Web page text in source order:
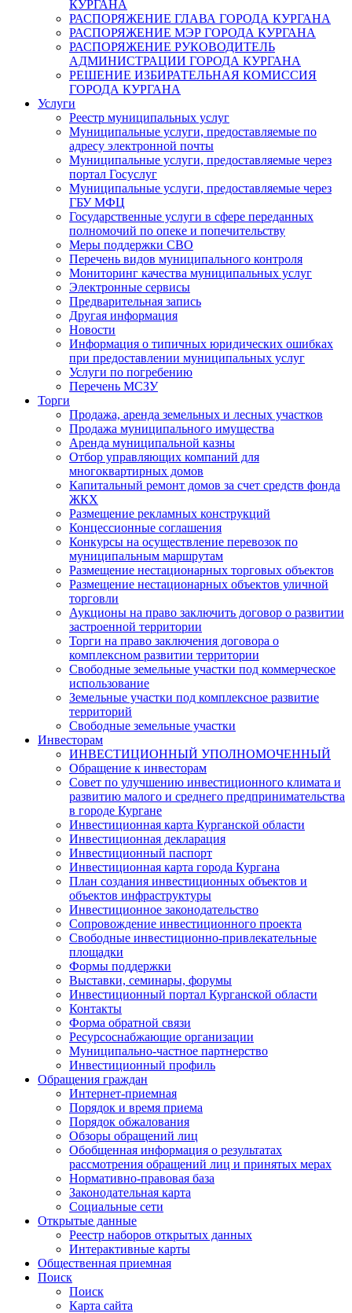
КУРГАНА
РАСПОРЯЖЕНИЕ ГЛАВА ГОРОДА КУРГАНА
РАСПОРЯЖЕНИЕ МЭР ГОРОДА КУРГАНА
РАСПОРЯЖЕНИЕ РУКОВОДИТЕЛЬ
АДМИНИСТРАЦИИ ГОРОДА КУРГАНА
РЕШЕНИЕ ИЗБИРАТЕЛЬНАЯ КОМИССИЯ
ГОРОДА КУРГАНА
Услуги
Реестр муниципальных услуг
Муниципальные услуги, предоставляемые по
адресу электронной почты
Муниципальные услуги, предоставляемые через
портал Госуслуг
Муниципальные услуги, предоставляемые через
ГБУ МФЦ
Государственные услуги в сфере переданных
полномочий по опеке и попечительству
Меры поддержки СВО
Перечень видов муниципального контроля
Мониторинг качества муниципальных услуг
Электронные сервисы
Предварительная запись
Другая информация
Новости
Информация о типичных юридических ошибках
при предоставлении муниципальных услуг
Услуги по погребению
Перечень МСЗУ
Торги
Продажа, аренда земельных и лесных участков
Продажа муниципального имущества
Аренда муниципальной казны
Отбор управляющих компаний для
многоквартирных домов
Капитальный ремонт домов за счет средств фонда
ЖКХ
Размещение рекламных конструкций
Концессионные соглашения
Конкурсы на осуществление перевозок по
муниципальным маршрутам
Размещение нестационарных торговых объектов
Размещение нестационарных объектов уличной
торговли
Аукционы на право заключить договор о развитии
застроенной территории
Торги на право заключения договора о
комплексном развитии территории
Свободные земельные участки под коммерческое
использование
Земельные участки под комплексное развитие
территорий
Свободные земельные участки
Инвесторам
ИНВЕСТИЦИОННЫЙ УПОЛНОМОЧЕННЫЙ
Обращение к инвесторам
Совет по улучшению инвестиционного климата и
развитию малого и среднего предпринимательства
в городе Кургане
Инвестиционная карта Курганской области
Инвестиционная декларация
Инвестиционный паспорт
Инвестиционная карта города Кургана
План создания инвестиционных объектов и
объектов инфраструктуры
Инвестиционное законодательство
Сопровождение инвестиционного проекта
Свободные инвестиционно-привлекательные
площадки
Формы поддержки
Выставки, семинары, форумы
Инвестиционный портал Курганской области
Контакты
Форма обратной связи
Ресурсоснабжающие организации
Муниципально-частное партнерство
Инвестиционный профиль
Обращения граждан
Интернет-приемная
Порядок и время приема
Порядок обжалования
Обзоры обращений лиц
Обобщенная информация о результатах
рассмотрения обращений лиц и принятых мерах
Нормативно-правовая база
Законодательная карта
Социальные сети
Открытые данные
Реестр наборов открытых данных
Интерактивные карты
Общественная приемная
Поиск
Поиск
Карта сайта